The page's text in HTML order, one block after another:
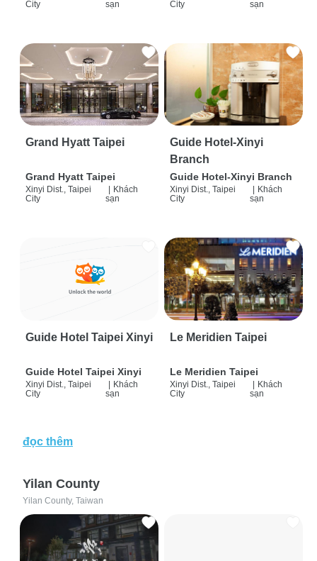
City
sạn
City
sạn
Grand Hyatt Taipei
Grand Hyatt Taipei
Xinyi Dist., Taipei
City
Khách
sạn
Guide Hotel-Xinyi
Branch
Guide Hotel-Xinyi Branch
Xinyi Dist., Taipei
City
Khách
sạn
Guide Hotel Taipei Xinyi
Guide Hotel Taipei Xinyi
Xinyi Dist., Taipei
City
| Khách
sạn
Le Meridien Taipei
Le Meridien Taipei
Xinyi Dist., Taipei
City
| Khách
sạn
đọc thêm
Yilan County
Yilan County, Taiwan